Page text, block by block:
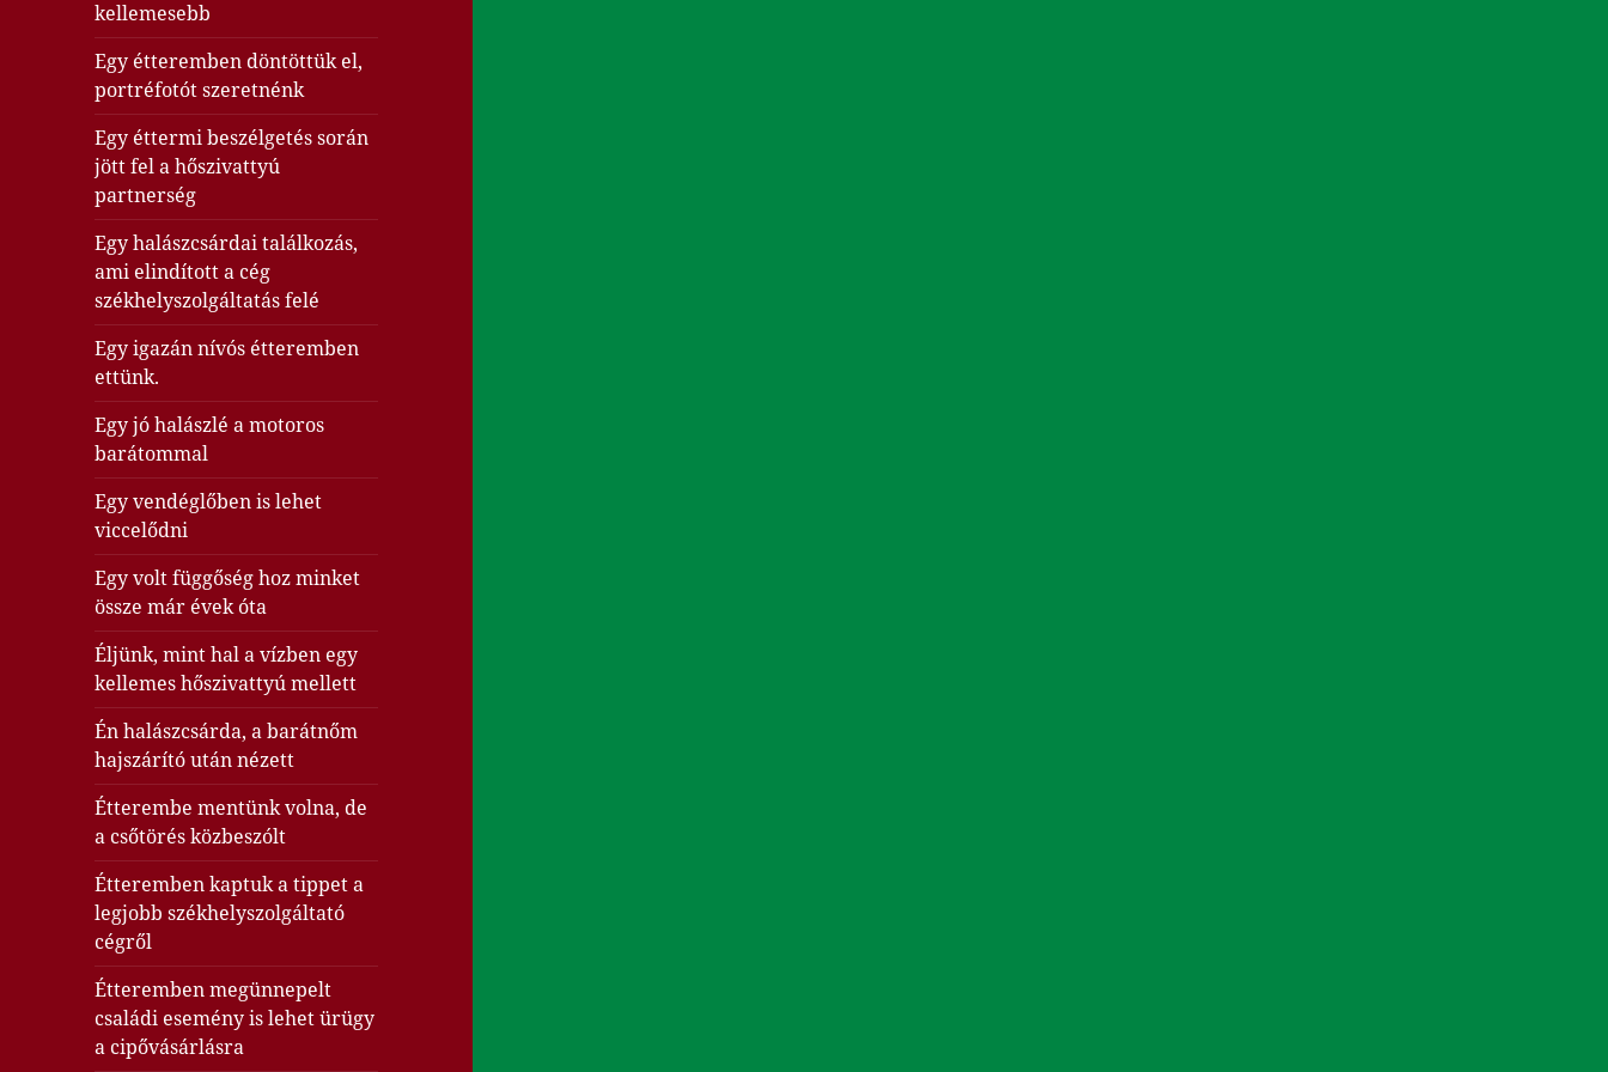
kellemesebb
Egy étteremben döntöttük el,
portréfotót szeretnénk
Egy éttermi beszélgetés során
jött fel a hőszivattyú
partnerség
Egy halászcsárdai találkozás,
ami elindított a cég
székhelyszolgáltatás felé
Egy igazán nívós étteremben
ettünk.
Egy jó halászlé a motoros
barátommal
Egy vendéglőben is lehet
viccelődni
Egy volt függőség hoz minket
össze már évek óta
Éljünk, mint hal a vízben egy
kellemes hőszivattyú mellett
Én halászcsárda, a barátnőm
hajszárító után nézett
Étterembe mentünk volna, de
a csőtörés közbeszólt
Étteremben kaptuk a tippet a
legjobb székhelyszolgáltató
cégről
Étteremben megünnepelt
családi esemény is lehet ürügy
a cipővásárlásra